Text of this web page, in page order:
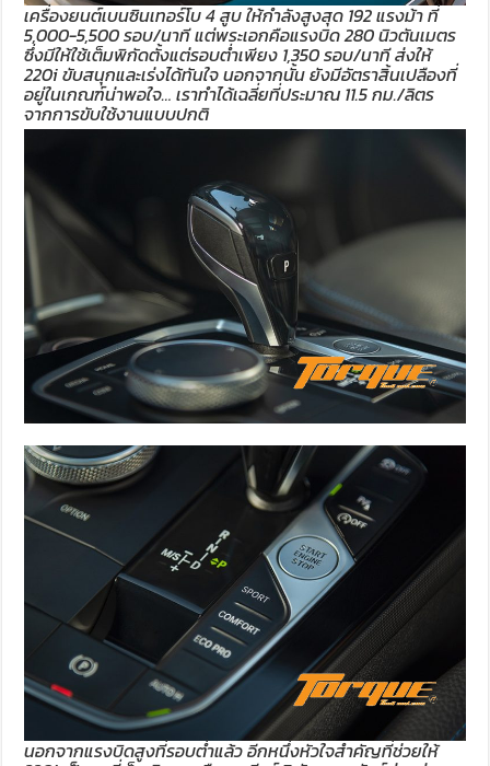
เครื่องยนต์เบนซินเทอร์โบ 4 สูบ ให้กำลังสูงสุด 192 แรงม้า ที่
5,000-5,500 รอบ/นาที แต่พระเอกคือแรงบิด 280 นิวตันเมตร
ซึ่งมีให้ใช้เต็มพิกัดตั้งแต่รอบต่ำเพียง 1,350 รอบ/นาที ส่งให้
220i ขับสนุกและเร่งได้ทันใจ นอกจากนั้น ยังมีอัตราสิ้นเปลืองที่
อยู่ในเกณฑ์น่าพอใจ… เราทำได้เฉลี่ยที่ประมาณ 11.5 กม./ลิตร
จากการขับใช้งานแบบปกติ
นอกจากแรงบิดสูงที่รอบต่ำแล้ว อีกหนึ่งหัวใจสำคัญที่ช่วยให้